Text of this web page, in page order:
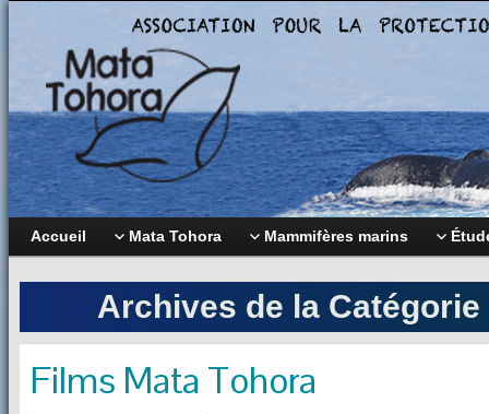
Accueil Mata Tohora Mammifères marins
Archives de la
Films Mata Tohora